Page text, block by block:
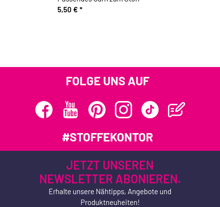
5,50 € *
FOLGE UNS AUF
#STOFFEKONTOR
JETZT UNSEREN
NEWSLETTER ABONIEREN.
Erhalte unsere Nähtipps, Angebote und
Produktneuheiten!